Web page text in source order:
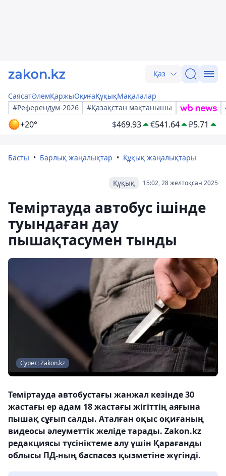
Қаз
СаясатӘлемҚаржыОқиғаҚұқықМақалалар
#Референдум-2026
#Қазақстан мақтанышы
+20° $469.93 €541.64 ₽5.71
Басты Барлық жаңалықтар Құқық жаңалықтары
15:02, 28 желтоқсан 2025
Құқық
Теміртауда автобус ішінде
туындаған дау
пышақтасумен тынды
Сурет: Zakon.kz
Теміртауда автобустағы жанжал кезінде 30
жастағы ер адам 18 жастағы жігіттің аяғына
пышақ сұғып салды. Аталған оқыс оқиғаның
видеосы әлеуметтік желіде тарады. Zakon.kz
редакциясы түсініктеме алу үшін Қарағанды
облысы ПД-ның баспасөз қызметіне жүгінді.